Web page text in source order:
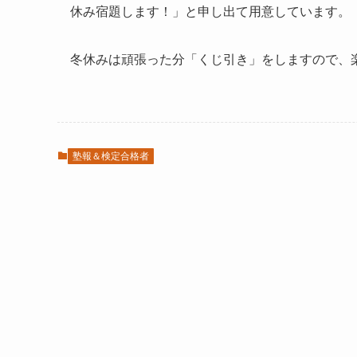
休み宿題します！」と申し出て用意しています。
冬休みは頑張った分「くじ引き」をしますので、
塾報＆検定合格者